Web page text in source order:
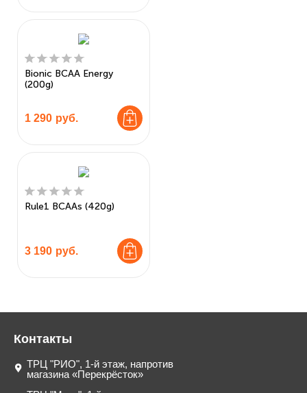
Bionic BCAA Energy
(200g)
1 290 руб.
Rule1 BCAAs (420g)
3 190 руб.
Контакты
ТРЦ "РИО", 1-й этаж, напротив
магазина «Перекрёсток»